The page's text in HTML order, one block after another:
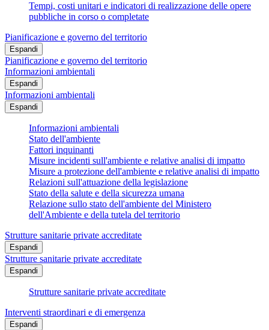
Tempi, costi unitari e indicatori di realizzazione delle opere
pubbliche in corso o completate
Pianificazione e governo del territorio
Espandi
Pianificazione e governo del territorio
Informazioni ambientali
Espandi
Informazioni ambientali
Espandi
Informazioni ambientali
Stato dell'ambiente
Fattori inquinanti
Misure incidenti sull'ambiente e relative analisi di impatto
Misure a protezione dell'ambiente e relative analisi di impatto
Relazioni sull'attuazione della legislazione
Stato della salute e della sicurezza umana
Relazione sullo stato dell'ambiente del Ministero
dell'Ambiente e della tutela del territorio
Strutture sanitarie private accreditate
Espandi
Strutture sanitarie private accreditate
Espandi
Strutture sanitarie private accreditate
Interventi straordinari e di emergenza
Espandi